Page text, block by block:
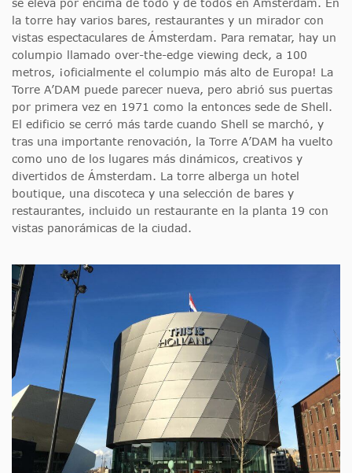
se eleva por encima de todo y de todos en Ámsterdam. En
la torre hay varios bares, restaurantes y un mirador con
vistas espectaculares de Ámsterdam. Para rematar, hay un
columpio llamado over-the-edge viewing deck, a 100
metros, ¡oficialmente el columpio más alto de Europa! La
Torre A’DAM puede parecer nueva, pero abrió sus puertas
por primera vez en 1971 como la entonces sede de Shell.
El edificio se cerró más tarde cuando Shell se marchó, y
tras una importante renovación, la Torre A’DAM ha vuelto
como uno de los lugares más dinámicos, creativos y
divertidos de Ámsterdam. La torre alberga un hotel
boutique, una discoteca y una selección de bares y
restaurantes, incluido un restaurante en la planta 19 con
vistas panorámicas de la ciudad.